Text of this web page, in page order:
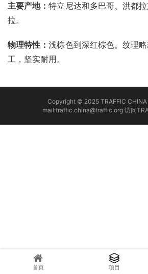
主要产地：特立尼达和多巴哥、洪都
拉。
物理特性：浅棕色到深红棕色。纹理
工，坚实耐用。
Copyright © 2025 TRAFFIC CHINA
mail:traffic.china@traffic.org 访问
首页 项目